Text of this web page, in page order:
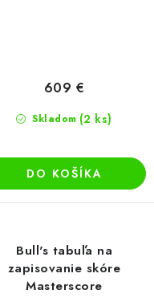
Skladom (2 ks)
609 €
DO KOŠÍKA
Bull's tabuľa na
zapisovanie skóre
Masterscore